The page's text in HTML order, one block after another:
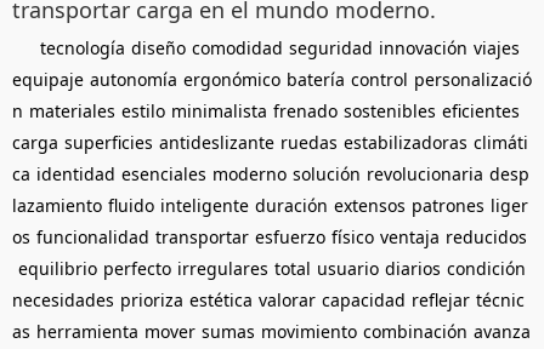
transportar carga en el mundo moderno.
tecnología diseño comodidad seguridad innovación viajes
equipaje autonomía ergonómico batería control personalizació
n materiales estilo minimalista frenado sostenibles eficientes
carga superficies antideslizante ruedas estabilizadoras climáti
ca identidad esenciales moderno solución revolucionaria desp
lazamiento fluido inteligente duración extensos patrones liger
os funcionalidad transportar esfuerzo físico ventaja reducidos
equilibrio perfecto irregulares total usuario diarios condición
necesidades prioriza estética valorar capacidad reflejar técnic
as herramienta mover sumas movimiento combinación avanza